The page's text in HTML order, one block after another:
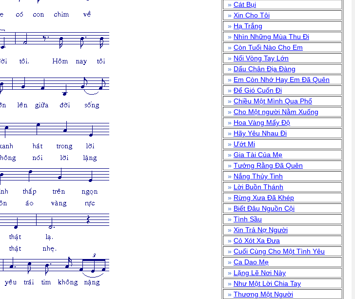
» Cát Bụi
» Xin Cho Tôi
» Hạ Trắng
» Nhìn Những Mùa Thu Đi
» Còn Tuổi Nào Cho Em
» Nối Vòng Tay Lớn
» Dấu Chân Địa Đàng
» Em Còn Nhớ Hay Em Đã Quên
» Để Gió Cuốn Đi
» Chiều Một Mình Qua Phố
» Cho Một người Nằm Xuống
» Hoa Vàng Mấy Độ
» Hãy Yêu Nhau Đi
» Ướt Mi
» Gia Tài Của Mẹ
» Tưởng Rằng Đã Quên
» Nắng Thủy Tinh
» Lời Buồn Thánh
» Rừng Xưa Đã Khép
» Biết Đâu Nguồn Cội
» Tình Sầu
» Xin Trả Nợ Người
» Cỏ Xót Xa Đưa
» Cuối Cùng Cho Một Tình Yêu
» Ca Dao Mẹ
» Lặng Lẽ Nơi Này
» Như Một Lời Chia Tay
» Thương Một Người